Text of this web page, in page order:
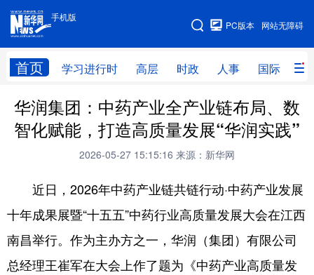
手机版
网站无障碍
PC版本
首页 学习进行时 高层 时政 人事 国际 财
手机版
网站地图
学习进行时 高层 时政 人事
国际 财经 网评 港澳
全球连线
科技 科创 量子 体育
文化 书画 健康 军事
华润集团：中药产业全产业链布局、数
智化赋能，打造高质量发展“华润实践”
2026-05-27 15:15:16 来源：新华网
近日，2026年中药产业链共链行动·中药产业发展
十年成果展暨“十五五”中药行业高质量发展大会在江西
南昌举行。作为主办方之一，华润（集团）有限公司
总经理王崔军在大会上作了题为《中药产业高质量发